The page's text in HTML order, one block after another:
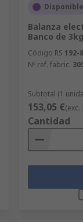
Disponible
Balanza
Banco de
Código RS 192-
Nº ref. fabric.
Subtotal (1
153,05 €(exc.
Cantidad